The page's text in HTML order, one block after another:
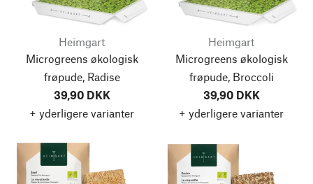
Heimgart
Microgreens økologisk
frøpude, Radise
39,90 DKK
+ yderligere varianter
Heimgart
Microgreens økologisk
frøpude, Broccoli
39,90 DKK
+ yderligere varianter